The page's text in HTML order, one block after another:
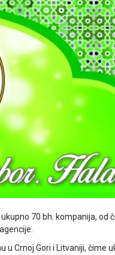
70 bh. kompanija, od
u Crnoj Gori i Litvaniji, čime